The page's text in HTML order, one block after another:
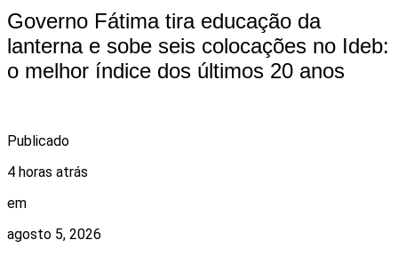
Governo Fátima tira educação da
lanterna e sobe seis colocações no Ideb:
o melhor índice dos últimos 20 anos
Publicado
4 horas atrás
em
agosto 5, 2026